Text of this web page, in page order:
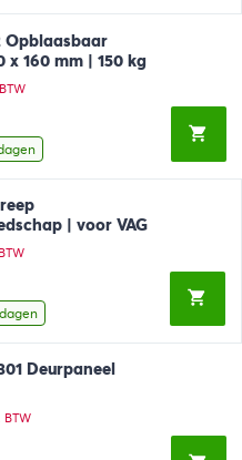
Opblaasbaar
x 160 mm | 150 kg
| voor VAG
Deurpaneel
BTW